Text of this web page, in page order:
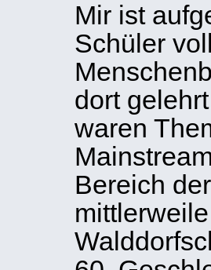
Mir ist
Schüler
dort
waren
Bereich